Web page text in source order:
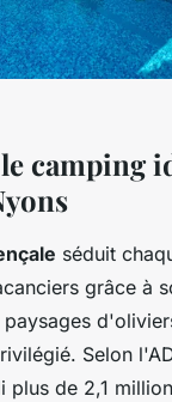
camping
séduit
grâce à
paysages
Selon
plus de 2,1